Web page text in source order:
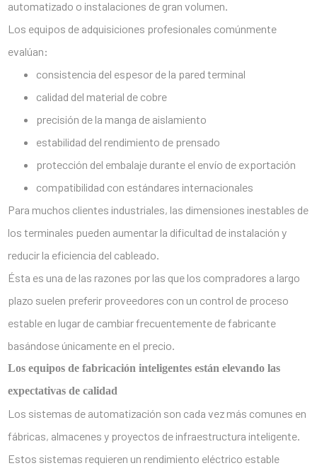
automatizado o instalaciones de gran volumen.
Los equipos de adquisiciones profesionales comúnmente
evalúan:
consistencia del espesor de la pared terminal
calidad del material de cobre
precisión de la manga de aislamiento
estabilidad del rendimiento de prensado
protección del embalaje durante el envío de exportación
compatibilidad con estándares internacionales
Para muchos clientes industriales, las dimensiones inestables de
los terminales pueden aumentar la dificultad de instalación y
reducir la eficiencia del cableado.
Ésta es una de las razones por las que los compradores a largo
plazo suelen preferir proveedores con un control de proceso
estable en lugar de cambiar frecuentemente de fabricante
basándose únicamente en el precio.
Los equipos de fabricación inteligentes están elevando las
expectativas de calidad
Los sistemas de automatización son cada vez más comunes en
fábricas, almacenes y proyectos de infraestructura inteligente.
Estos sistemas requieren un rendimiento eléctrico estable